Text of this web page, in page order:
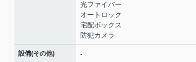
光ファイバー
オートロック
宅配ボックス
防犯カメラ
設備(その他) -